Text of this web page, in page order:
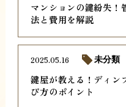
マンションの鍵紛失！
法と費用を解説
鍵屋が教える！ディン
び方のポイント
2025.05.16 未分類